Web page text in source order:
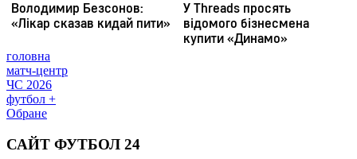
головна
матч-центр
ЧС 2026
футбол +
Обране
САЙТ ФУТБОЛ 24